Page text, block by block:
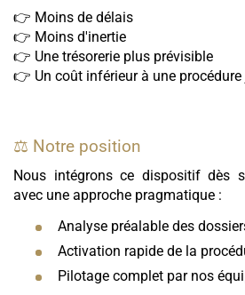
👉 Moins de délais
👉 Moins d'inertie
👉 Une trésorerie plus prévisible
👉 Un coût inférieur à une
⚖️ Notre position
Nous intégrons ce dispositif dès
avec une approche pragmatique :
Analyse préalable des
Activation rapide de la
Pilotage complet par nos